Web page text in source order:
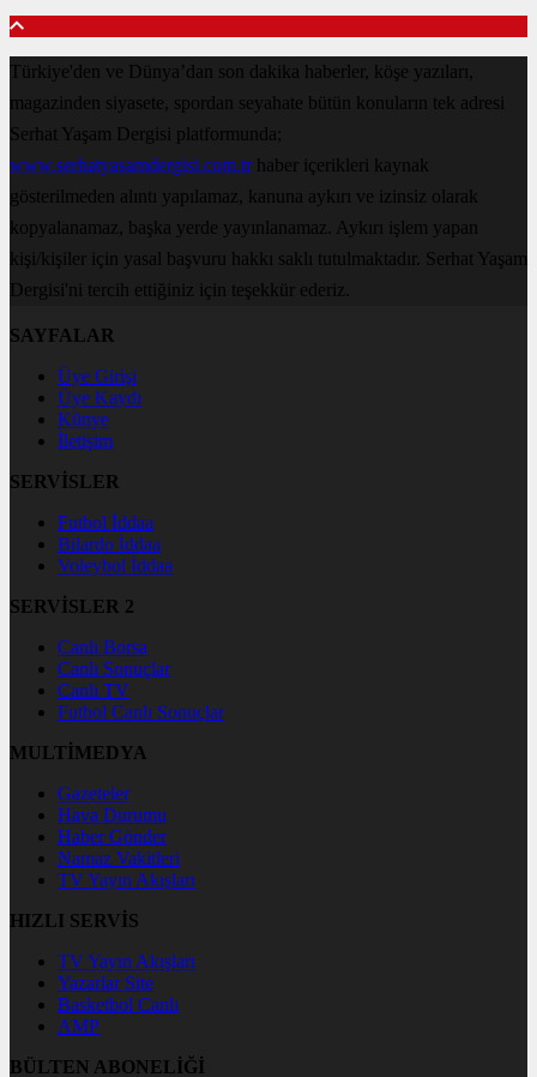
Türkiye'den ve Dünya’dan son dakika haberler, köşe yazıları,
magazinden siyasete, spordan seyahate bütün konuların tek adresi
Serhat Yaşam Dergisi platformunda;
www.serhatyasamdergisi.com.trhaber içerikleri kaynak
gösterilmeden alıntı yapılamaz, kanuna aykırı ve izinsiz olarak
kopyalanamaz, başka yerde yayınlanamaz. Aykırı işlem yapan
kişi/kişiler için yasal başvuru hakkı saklı tutulmaktadır. Serhat Yaşam
Dergisi'ni tercih ettiğiniz için teşekkür ederiz.
SAYFALAR
Üye Girişi
Üye Kaydı
Künye
İletişim
SERVİSLER
Futbol İddaa
Bilardo İddaa
Voleybol İddaa
SERVİSLER 2
Canlı Borsa
Canlı Sonuçlar
Canlı TV
Futbol Canlı Sonuçlar
MULTİMEDYA
Gazeteler
Hava Durumu
Haber Gönder
Namaz Vakitleri
TV Yayın Akışları
HIZLI SERVİS
TV Yayın Akışları
Yazarlar Site
Basketbol Canlı
AMP
BÜLTEN ABONELİĞİ